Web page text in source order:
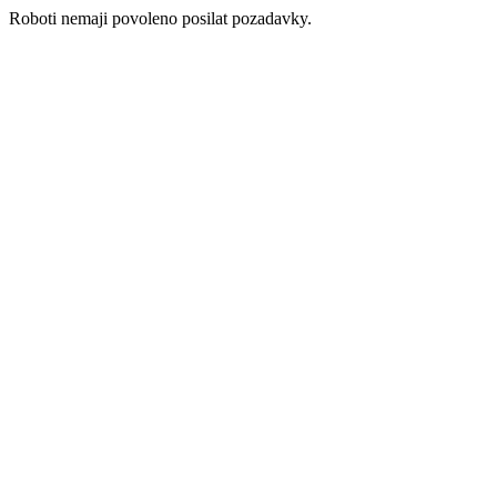
Roboti nemaji povoleno posilat pozadavky.